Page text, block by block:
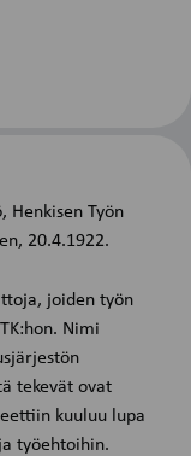
Henkisen Työn
20.4.1922.
joiden työn
Nimi
tekevät ovat
kuuluu lupa
työehtoihin.